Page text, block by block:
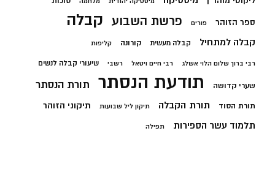
ספר הזוהר פורים פרשת השבוע קבלה
קבלה למתחיל קבלה מעשית קורונה קליפות
רבי ברוך שלום הלוי אשלג רבי חיים ויטאל רשבי שיעורי קבלה לנשים
שערי קדושה תודעת הנסתר תורת הנסתר
תורת הסוד תורת הקבלה תיקון ליל שבועות תיקוני הזוהר
תלמוד עשר הספירות תפילה